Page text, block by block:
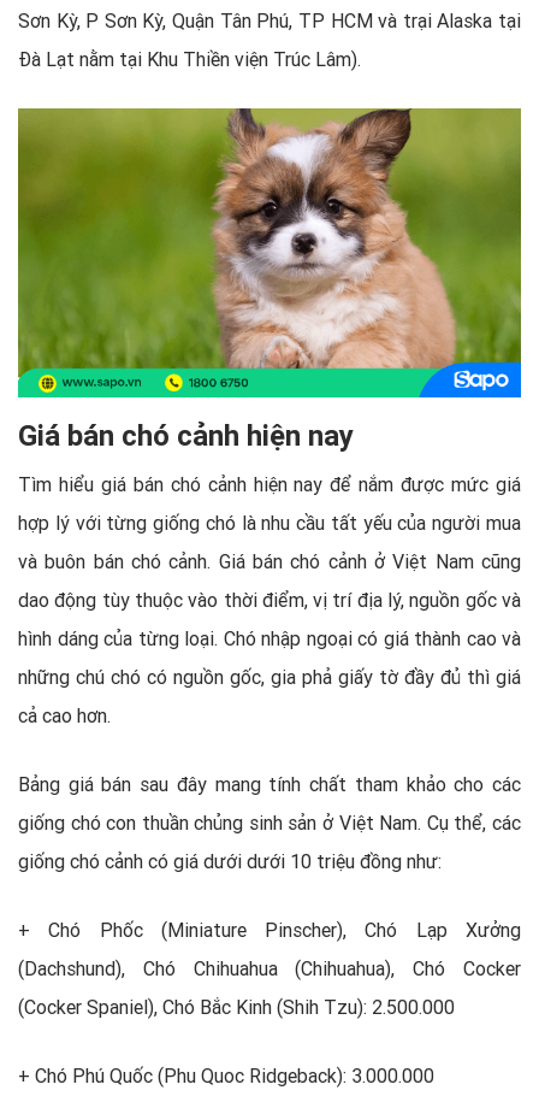
Sơn Kỳ, P Sơn Kỳ, Quận Tân Phú, TP HCM và trại Alaska tại
Đà Lạt nằm tại Khu Thiền viện Trúc Lâm).
Giá bán chó cảnh hiện nay
Tìm hiểu giá bán chó cảnh hiện nay để nắm được mức giá
hợp lý với từng giống chó là nhu cầu tất yếu của người mua
và buôn bán chó cảnh. Giá bán chó cảnh ở Việt Nam cũng
dao động tùy thuộc vào thời điểm, vị trí địa lý, nguồn gốc và
hình dáng của từng loại. Chó nhập ngoại có giá thành cao và
những chú chó có nguồn gốc, gia phả giấy tờ đầy đủ thì giá
cả cao hơn.
Bảng giá bán sau đây mang tính chất tham khảo cho các
giống chó con thuần chủng sinh sản ở Việt Nam. Cụ thể, các
giống chó cảnh có giá dưới dưới 10 triệu đồng như:
+ Chó Phốc (Miniature Pinscher), Chó Lạp Xưởng
(Dachshund), Chó Chihuahua (Chihuahua), Chó Cocker
(Cocker Spaniel), Chó Bắc Kinh (Shih Tzu): 2.500.000
+ Chó Phú Quốc (Phu Quoc Ridgeback): 3.000.000